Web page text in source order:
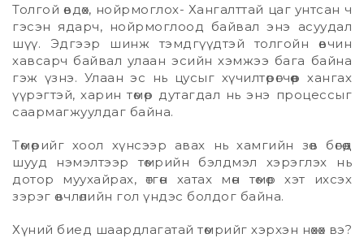
Толгой өвдөх, нойрмоглох- Хангалттай цаг унтсан ч
гэсэн ядарч, нойрмоглоод байвал энэ асуудал
шүү. Эдгээр шинж тэмдгүүдтэй толгойн өвчин
хавсарч байвал улаан эсийн хэмжээ бага байна
гэж үзнэ. Улаан эс нь цусыг хүчилтөрөгчөөр хангах
үүрэгтэй, харин төмөр дутагдал нь энэ процессыг
саармагжуулдаг байна.
Төмөрийг хоол хүнсээр авах нь хамгийн зөв бөгөөд
шууд нэмэлтээр төмрийн бэлдмэл хэрэглэх нь
дотор муухайрах, өтгөн хатах мөн төмөр хэт ихсэх
зэрэг өвчлөлийн гол үндэс болдог байна.
Хүний биед шаардлагатай төмрийг хэрхэн нөхөх вэ?